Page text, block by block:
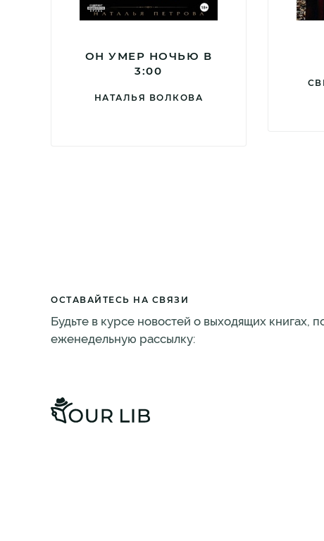
ОН УМЕР НОЧЬЮ В
3:00
НАТАЛЬЯ ВОЛКОВА
ОСТАВАЙТЕСЬ НА СВЯЗИ
Будьте в курсе новостей о выходящих книгах,
еженедельную рассылку: